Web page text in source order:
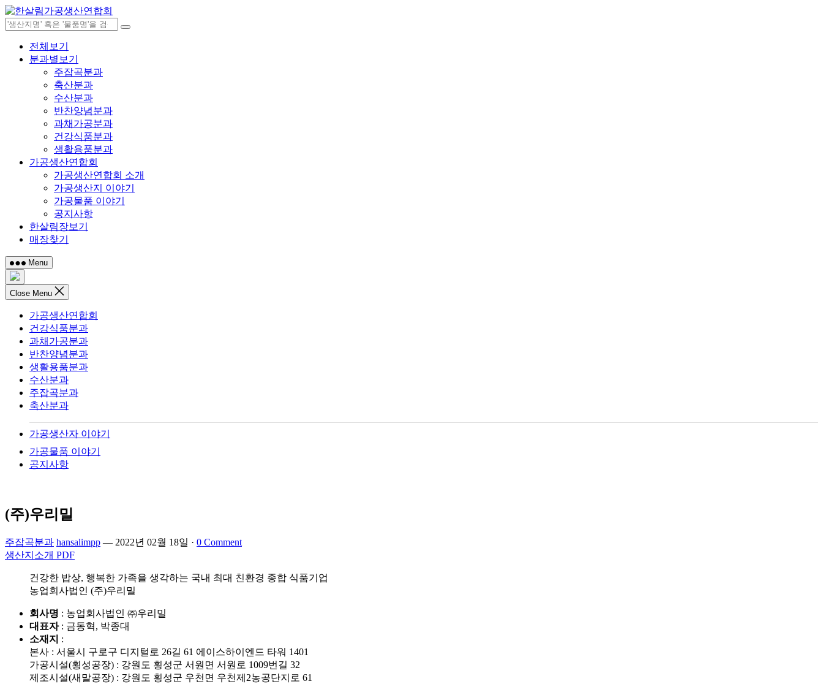
Skip
to
content
전체보기
분과별보기
주잡곡분과
축산분과
수산분과
반찬양념분과
과채가공분과
건강식품분과
생활용품분과
가공생산연합회
가공생산연합회 소개
가공생산지 이야기
가공물품 이야기
공지사항
한살림장보기
매장찾기
Menu
Close Menu
가공생산연합회
건강식품분과
과채가공분과
반찬양념분과
생활용품분과
수산분과
주잡곡분과
축산분과
가공생산자 이야기
가공물품 이야기
공지사항
(주)우리밀
주잡곡분과 hansalimpp — 2022년 02월 18일 · 0 Comment
생산지소개 PDF
건강한 밥상, 행복한 가족을 생각하는 국내 최대 친환경 종합 식품기업
농업회사법인 (주)우리밀
회사명 : 농업회사법인 ㈜우리밀
대표자: 금동혁, 박종대
소재지 :
본사 : 서울시 구로구 디지털로 26길 61 에이스하이엔드 타워 1401
가공시설(횡성공장) : 강원도 횡성군 서원면 서원로 1009번길 32
제조시설(새말공장) : 강원도 횡성군 우천면 우천제2농공단지로 61